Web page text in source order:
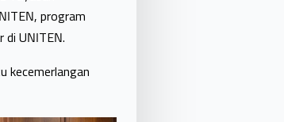
program
di UNITEN.
kecemerlangan